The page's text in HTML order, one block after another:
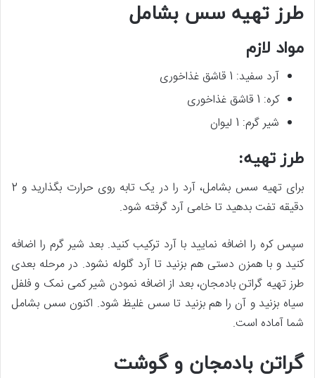
طرز تهیه سس بشامل
مواد لازم
آرد سفید: 1 قاشق غذاخوری
کره: 1 قاشق غذاخوری
شیر گرم: 1 لیوان
طرز تهیه:
برای تهیه سس بشامل، آرد را در یک تابه روی حرارت بگذارید و 2
دقیقه تفت بدهید تا خامی آرد گرفته شود.
سپس کره را اضافه نمایید با آرد ترکیب کنید. بعد شیر گرم را اضافه
کنید و با همزن دستی هم بزنید تا آرد گلوله نشود. در مرحله بعدی
طرز تهیه گراتن بادمجان، بعد از اضافه نمودن شیر کمی نمک و فلفل
سیاه بزنید و آن را هم بزنید تا سس غلیظ شود. اکنون سس بشامل
شما آماده است.
گراتن بادمجان و گوشت